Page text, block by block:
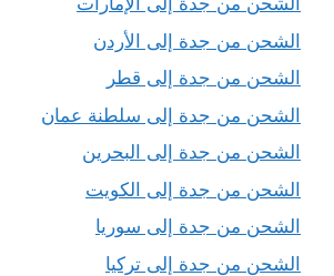
الشحن من جدة إلى الأردن
الشحن من جدة إلى قطر
الشحن من جدة إلى سلطنة عمان
الشحن من جدة إلى البحرين
الشحن من جدة إلى الكويت
الشحن من جدة إلى سوريا
الشحن من جدة إلى تركيا